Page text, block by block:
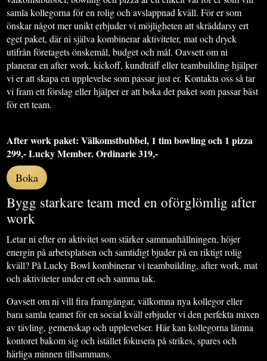
samla kollegorna för en rolig och avslappnad kväll. För er som
önskar något mer unikt erbjuder vi möjligheten att skräddarsy ert
eget paket, där ni själva kombinerar aktiviteter, mat och dryck
utifrån företagets önskemål, budget och mål. Oavsett om ni
planerar en after work, kickoff, kundträff eller teambuilding hjälper
vi er att skapa en upplevelse som passar just er. Kontakta oss så tar
vi fram ett förslag eller hjälper er att boka det paket som passar bäst
för ert team.
After work paket: Välkomstbubbel, 1 tim bowling och 1 pizza
299,- Lucky Member. Ordinarie 319,-
Boka
Bygg starkare team med en oförglömlig after
work
Letar ni efter en aktivitet som stärker sammanhållningen, höjer
energin på arbetsplatsen och samtidigt bjuder på en riktigt rolig
kväll? På Lucky Bowl kombinerar vi teambuilding, after work, mat
och aktiviteter under ett och samma tak.
Oavsett om ni vill fira framgångar, välkomna nya kollegor eller
bara samla teamet för en social kväll erbjuder vi den perfekta mixen
av tävling, gemenskap och upplevelser. Här kan kollegorna lämna
kontoret bakom sig och istället fokusera på strikes, spares och
härliga minnen tillsammans.